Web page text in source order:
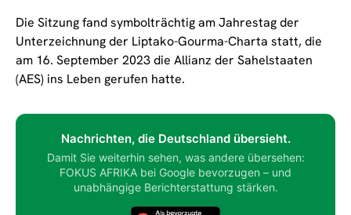
Die Sitzung fand symbolträchtig am Jahrestag der
Unterzeichnung der Liptako-Gourma-Charta statt, die
am 16. September 2023 die Allianz der Sahelstaaten
(AES) ins Leben gerufen hatte.
Nachrichten, die Deutschland übersieht.
Damit Sie weiterhin sehen, was andere übersehen:
FOKUS AFRIKA bei Google bevorzugen – und
unabhängige Berichterstattung stärken.